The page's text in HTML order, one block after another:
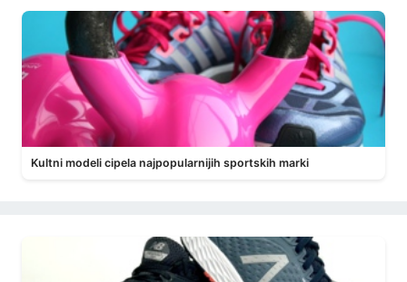
Kultni modeli cipela najpopularnijih sportskih marki